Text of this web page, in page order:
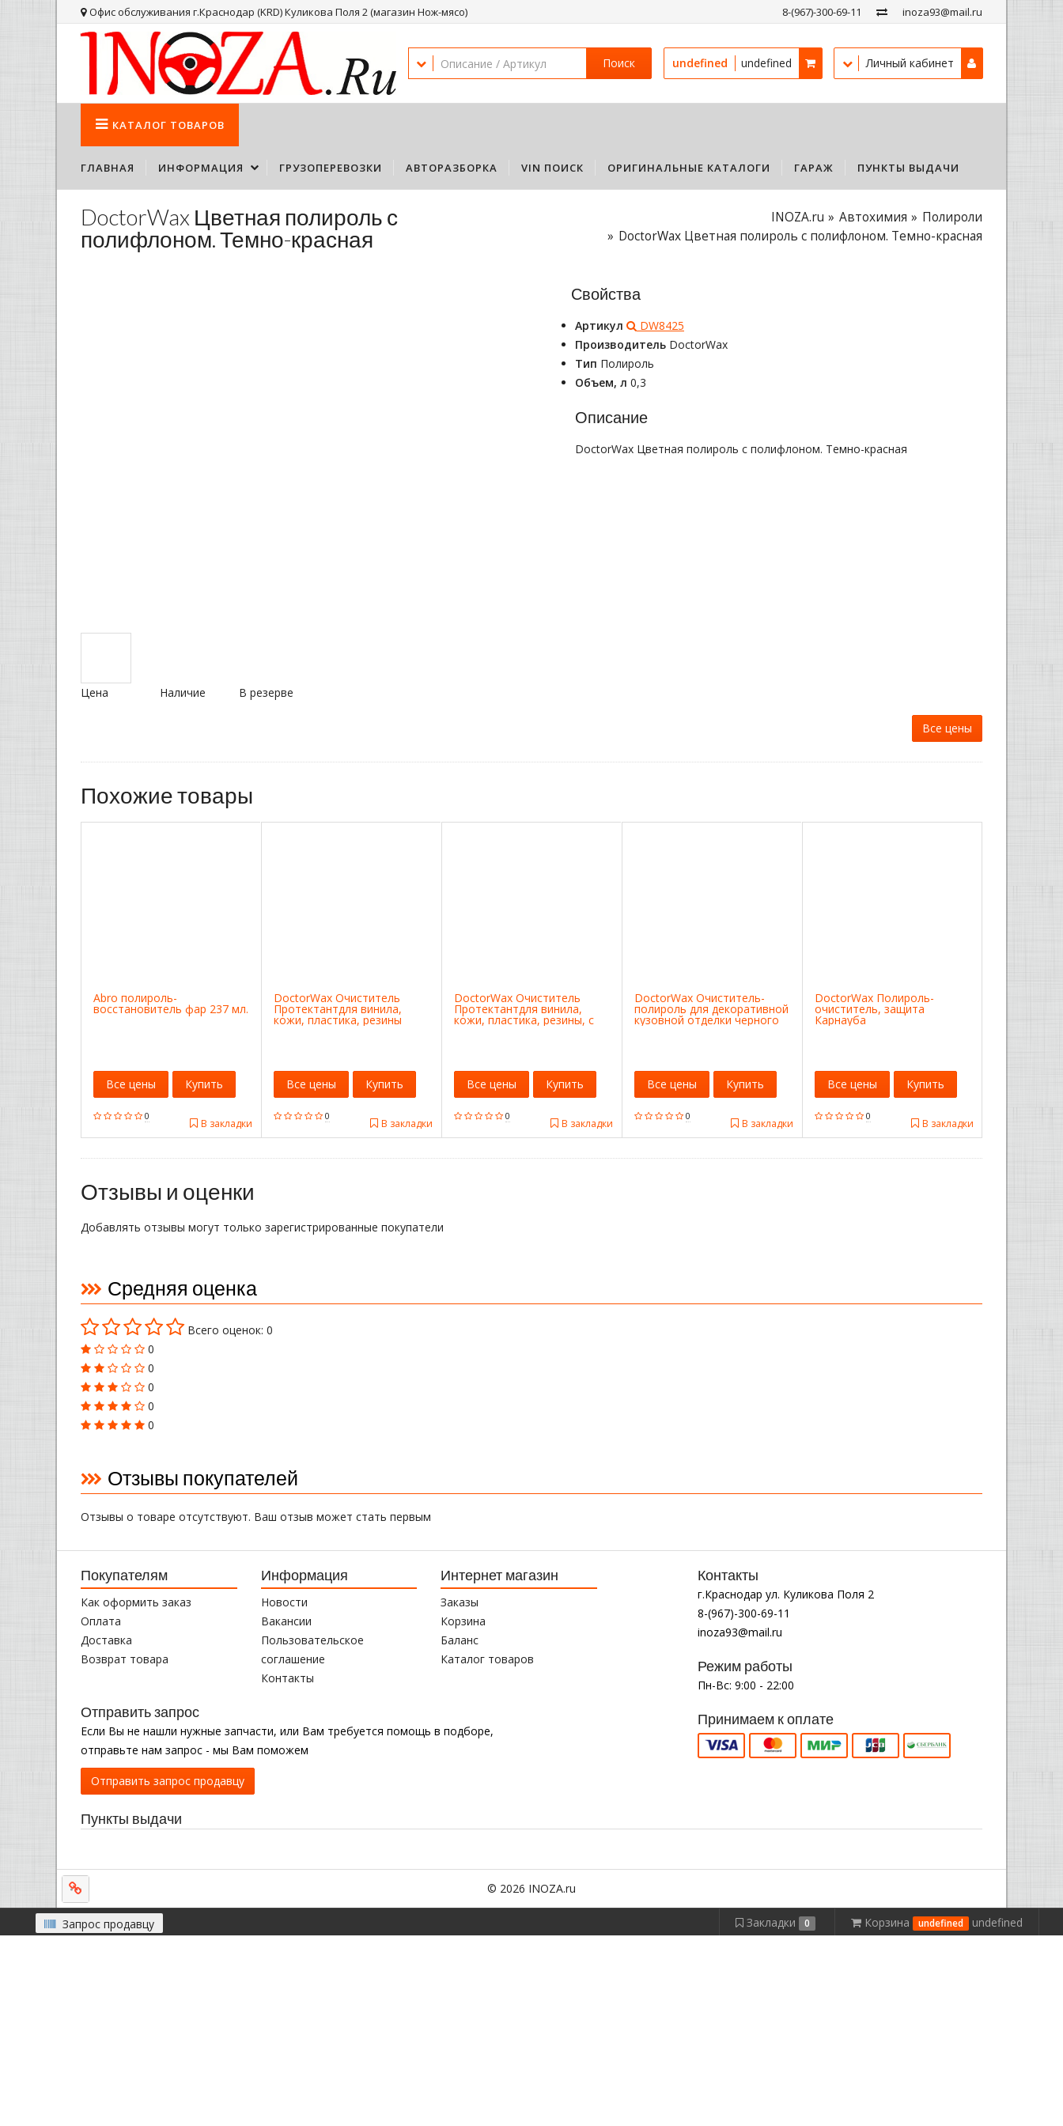
Офис обслуживания г.Краснодар (KRD) Куликова Поля 2 (магазин Нож-мясо) 8-(967)-300-69-11 inoza93@mail.ru
Поиск undefined undefined Личный кабинет
КАТАЛОГ ТОВАРОВ
ГЛАВНАЯ ИНФОРМАЦИЯ ГРУЗОПЕРЕВОЗКИ АВТОРАЗБОРКА VIN ПОИСК ОРИГИНАЛЬНЫЕ КАТАЛОГИ ГАРАЖ ПУНКТЫ ВЫДАЧИ
DoctorWax Цветная полироль с
полифлоном. Темно-красная
INOZA.ru Автохимия
Полироли
DoctorWax Цветная полироль с полифлоном. Темно-красная
Свойства
Артикул
DW8425
Производитель DoctorWax
Тип Полироль
Объем, л 0,3
Описание
DoctorWax Цветная полироль с полифлоном. Темно-красная
Цена Наличие В резерве
Все цены
Похожие товары
Abro полироль-
восстановитель фар 237 мл.
0
В закладки
Все цены Купить
DoctorWax Очиститель
Протектантдля винила,
кожи, пластика, резины
0
В закладки
Все цены Купить
DoctorWax Очиститель
Протектантдля винила,
кожи, пластика, резины, с
запахом лимон
0
В закладки
Все цены Купить
DoctorWax Очиститель-
полироль для декоративной
кузовной отделки черного
цвета
0
В закладки
Все цены Купить
DoctorWax Полироль-
очиститель, защита
Карнауба
0
В закладки
Все цены Купить
Отзывы и оценки
Добавлять отзывы могут только зарегистрированные покупатели
Средняя оценка
Всего оценок: 0
0
0
0
0
0
Отзывы покупателей
Отзывы о товаре отсутствуют. Ваш отзыв может стать первым
Покупателям
Как оформить заказ
Оплата
Доставка
Возврат товара
Информация
Новости
Вакансии
Пользовательское
соглашение
Контакты
Интернет магазин
Заказы
Корзина
Баланс
Каталог товаров
Отправить запрос
Если Вы не нашли нужные запчасти, или Вам требуется помощь в подборе,
отправьте нам запрос - мы Вам поможем
Отправить запрос продавцу
Контакты
г.Краснодар ул. Куликова Поля 2
8-(967)-300-69-11
inoza93@mail.ru
Режим работы
Пн-Вс: 9:00 - 22:00
Принимаем к оплате
Пункты выдачи
© 2026 INOZA.ru
Запрос продавцу Закладки 0 Корзина undefined undefined